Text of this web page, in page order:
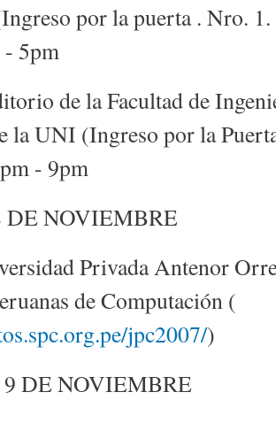
por la puerta . Nro. 1.
5pm
de la Facultad de
la UNI (Ingreso por la
- 9pm
DE NOVIEMBRE
Privada Antenor
de Computación (
jpc2007/)
DE NOVIEMBRE